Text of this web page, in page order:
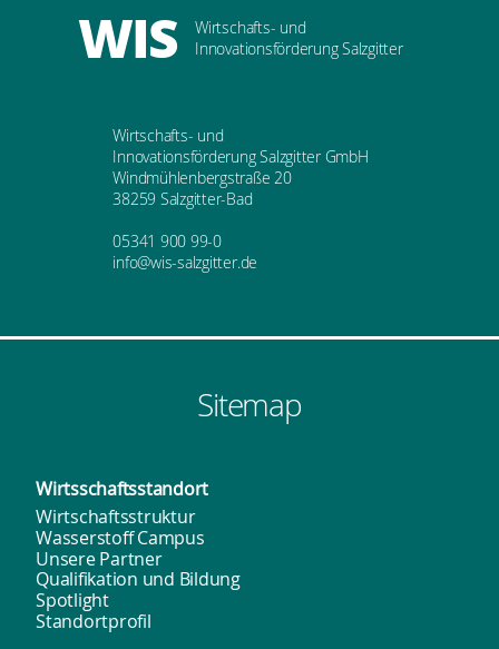
WIS
Wirtschafts- und
Innovationsförderung Salzgitter
Wirtschafts- und
Innovationsförderung Salzgitter GmbH
Windmühlenbergstraße 20
38259 Salzgitter-Bad
05341 900 99-0
info@wis-salzgitter.de
Sitemap
Wirtsschafts­standort
Wirtschaftsstruktur
Wasserstoff Campus
Unsere Partner
Qualifikation und Bildung
Spotlight
Standortprofil